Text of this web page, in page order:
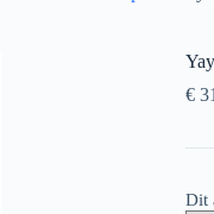
€
Dit